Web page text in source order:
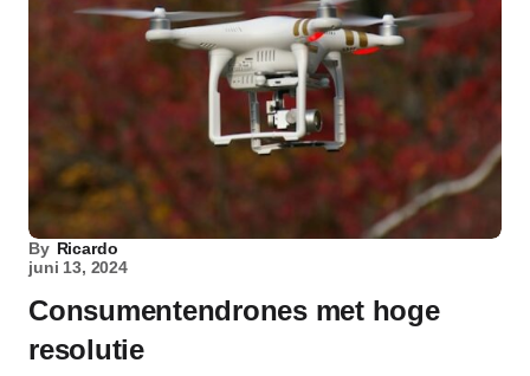
By Ricardo
juni 13, 2024
Consumentendrones met hoge
resolutie